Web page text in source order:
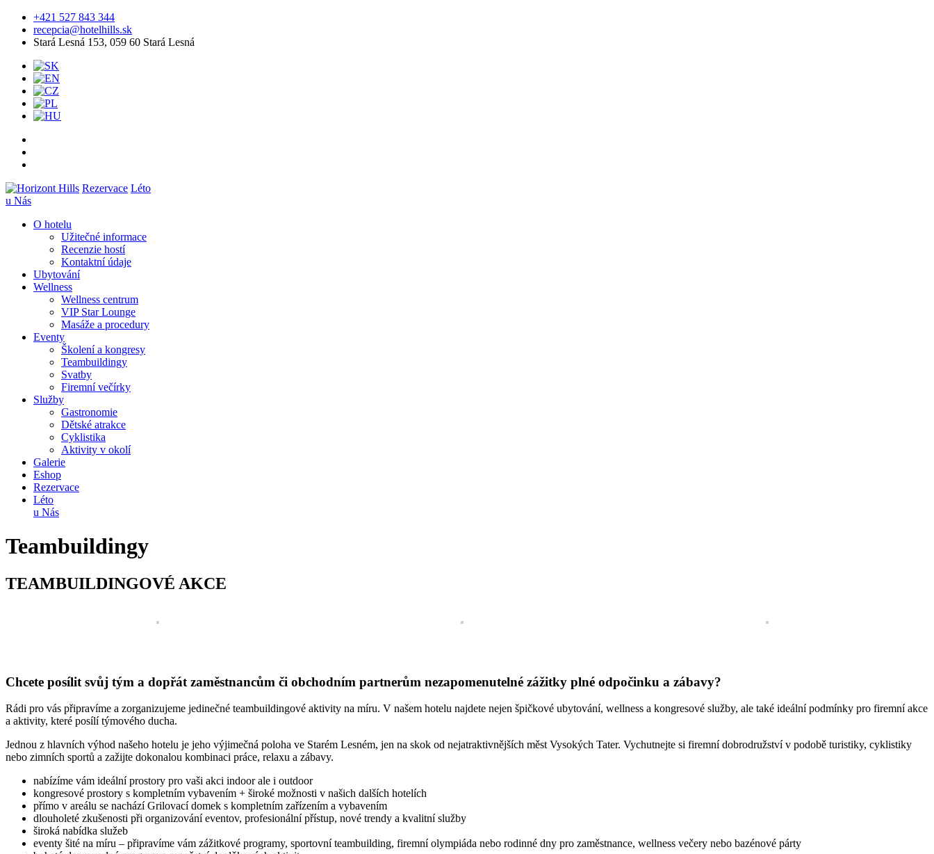
+421 527 843 344
recepcia@hotelhills.sk
Stará Lesná 153, 059 60 Stará Lesná
Rezervace Léto
u Nás
O hotelu
Užitečné informace
Recenzie hostí
Kontaktní údaje
Ubytování
Wellness
Wellness centrum
VIP Star Lounge
Masáže a procedury
Eventy
Školení a kongresy
Teambuildingy
Svatby
Firemní večírky
Služby
Gastronomie
Dětské atrakce
Cyklistika
Aktivity v okolí
Galerie
Eshop
Rezervace
Léto
u Nás
Teambuildingy
TEAMBUILDINGOVÉ AKCE
Chcete posílit svůj tým a dopřát zaměstnancům či obchodním partnerům nezapomenutelné zážitky plné odpočinku a zábavy?
Rádi pro vás připravíme a zorganizujeme jedinečné teambuildingové aktivity na míru. V našem hotelu najdete nejen špičkové ubytování, wellness a kongresové služby, ale také ideální podmínky pro firemní akce
a aktivity, které posílí týmového ducha.
Jednou z hlavních výhod našeho hotelu je jeho výjimečná poloha ve Starém Lesném, jen na skok od nejatraktivnějších měst Vysokých Tater. Vychutnejte si firemní dobrodružství v podobě turistiky, cyklistiky
nebo zimních sportů a zažijte dokonalou kombinaci práce, relaxu a zábavy.
nabízíme vám ideální prostory pro vaši akci indoor ale i outdoor
kongresové prostory s kompletním vybavením + široké možnosti v našich dalších hotelích
přímo v areálu se nachází Grilovací domek s kompletním zařízením a vybavením
dlouholeté zkušenosti při organizování eventov, profesionální přístup, nové trendy a kvalitní služby
široká nabídka služeb
eventy šité na míru – připravíme vám zážitkové programy, sportovní teambuilding, firemní olympiáda nebo rodinné dny pro zaměstnance, wellness večery nebo bazénové párty